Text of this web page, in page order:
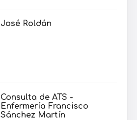
José Roldán
Consulta de ATS -
Enfermería Francisco
Sánchez Martín